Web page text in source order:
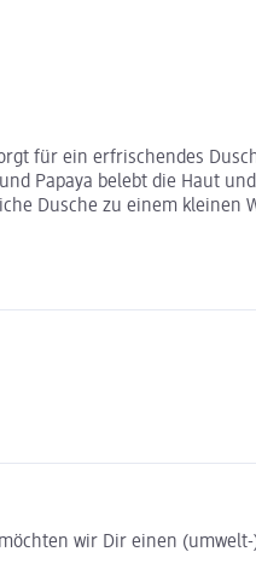
für ein erfrischendes
Papaya belebt die Haut
Dusche zu einem kleinen
wir Dir einen